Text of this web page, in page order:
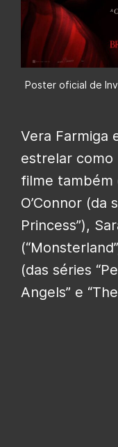
Poster oficial de
Vera Farmiga
estrelar como
filme também
O’Connor (da
Princess”),
(das séries
Angels” e